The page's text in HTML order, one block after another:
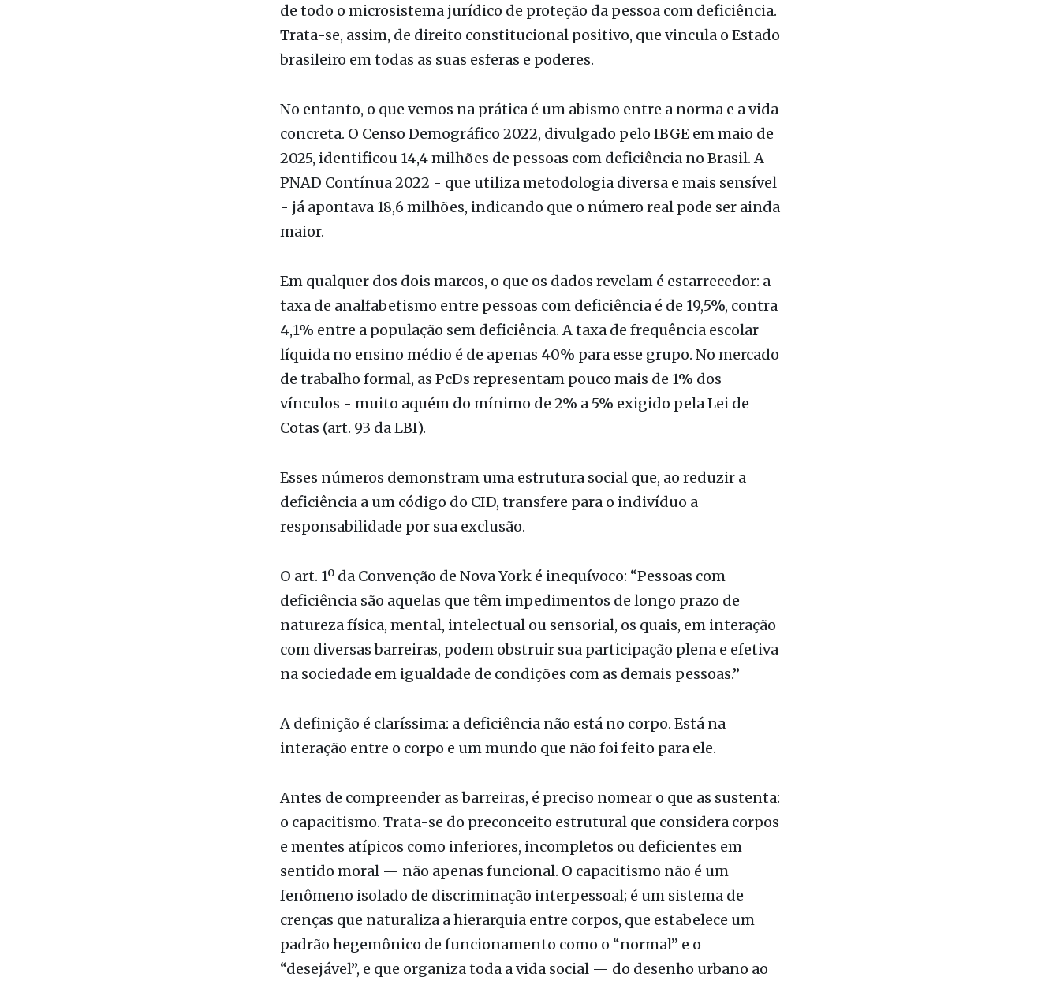
brasileiro em todas as suas esferas e poderes.
No entanto, o que vemos na prática é um abismo entre a norma e a vida
2025, identificou 14,4 milhões de pessoas com deficiência no Brasil. A
PNAD Contínua 2022 - que utiliza metodologia diversa e mais sensível
- já apontava 18,6 milhões, indicando que o número real pode ser ainda
maior.
Em qualquer dos dois marcos, o que os dados revelam é estarrecedor: a
4,1% entre a população sem deficiência. A taxa de frequência escolar
líquida no ensino médio é de apenas 40% para esse grupo. No mercado
de trabalho formal, as PcDs representam pouco mais de 1% dos
vínculos - muito aquém do mínimo de 2% a 5% exigido pela Lei de
Cotas (art. 93 da LBI).
Esses números demonstram uma estrutura social que, ao reduzir a
responsabilidade por sua exclusão.
O art. 1º da Convenção de Nova York é inequívoco: “Pessoas com
natureza física, mental, intelectual ou sensorial, os quais, em interação
com diversas barreiras, podem obstruir sua participação plena e efetiva
na sociedade em igualdade de condições com as demais pessoas.”
A definição é claríssima: a deficiência não está no corpo. Está na
Antes de compreender as barreiras, é preciso nomear o que as sustenta:
e mentes atípicos como inferiores, incompletos ou deficientes em
sentido moral — não apenas funcional. O capacitismo não é um
fenômeno isolado de discriminação interpessoal; é um sistema de
crenças que naturaliza a hierarquia entre corpos, que estabelece um
padrão hegemônico de funcionamento como o “normal” e o
“desejável”, e que organiza toda a vida social — do desenho urbano ao
currículo escolar, das relações de trabalho às interações cotidianas —
em torno desse padrão.